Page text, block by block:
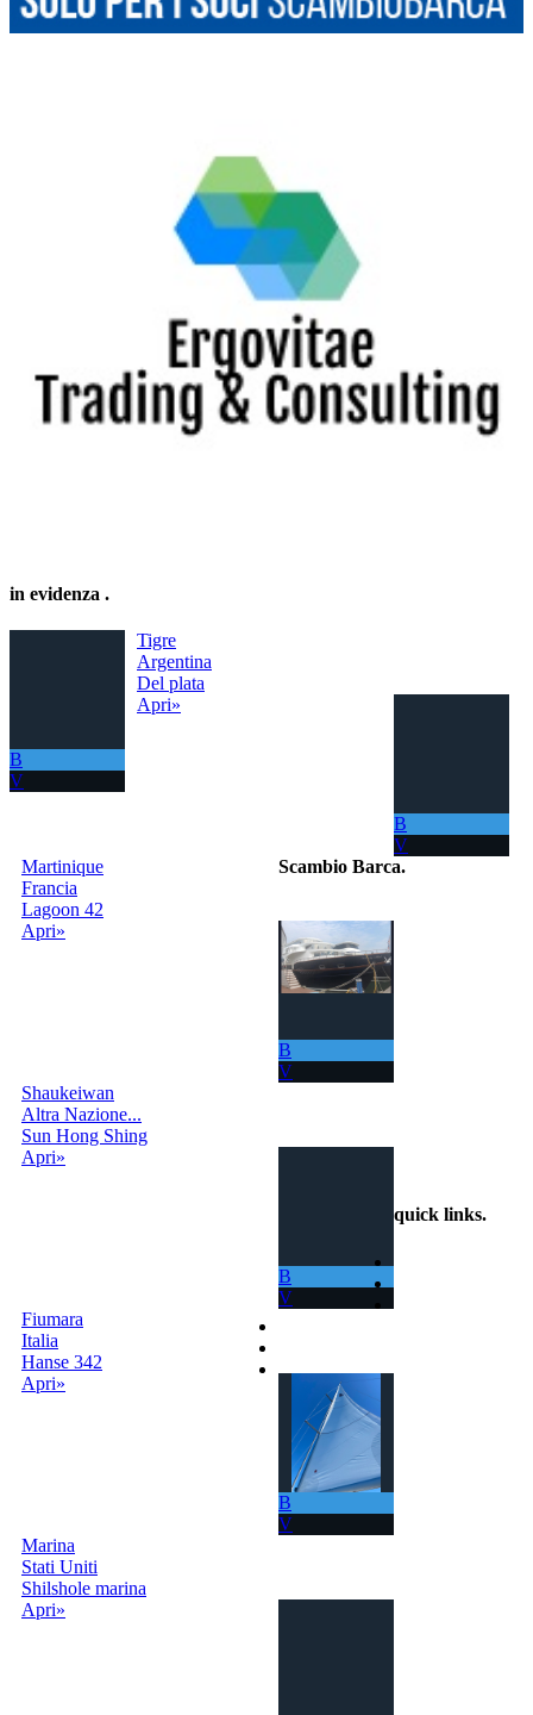
in evidenza .
B
V
Tigre
Argentina
Del plata
Apri»
B
V
Martinique
Francia
Lagoon 42
Apri»
B
V
Shaukeiwan
Altra Nazione...
Sun Hong Shing
Apri»
B
V
Fiumara
Italia
Hanse 342
Apri»
B
V
Marina
Stati Uniti
Shilshole marina
Apri»
Scambio Barca.
quick links.